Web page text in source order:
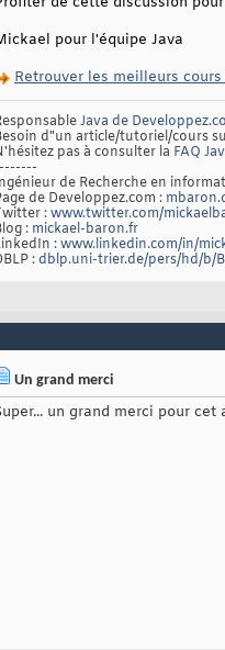
pour l'équipe Java
Retrouver les meilleurs
Java de
d"un article/tutoriel/cours
pas à consulter la FAQ
de Recherche en
de Developpez.com :
:www.twitter.com/
: mickael-baron.fr
:www.linkedin.com/in/
: dblp.uni-trier.de/pers/hd/b/
Un grand merci
un grand merci pour